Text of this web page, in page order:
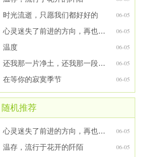
时光流逝，只愿我们都好好的 06-05
心灵迷失了前进的方向，再也找不到栖息的彼岸 06-05
温度 06-05
还我那一片净土，还我那一段时光 06-05
在等你的寂寞季节 06-05
随机推荐
心灵迷失了前进的方向，再也找不到栖息的彼岸 06-05
温存，流行于花开的阡陌 06-05